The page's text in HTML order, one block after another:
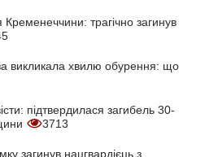
трагічно загинув
викликала хвилю обурення: що
підтвердилася загибель 30-
3713
загинув нацгвардієць з